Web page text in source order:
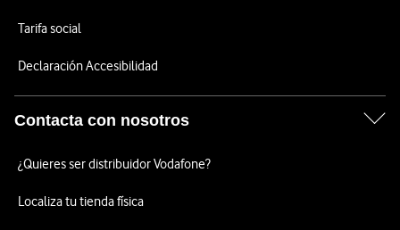
Tarifa social
Declaración Accesibilidad
Contacta con nosotros
¿Quieres ser distribuidor Vodafone?
Localiza tu tienda física